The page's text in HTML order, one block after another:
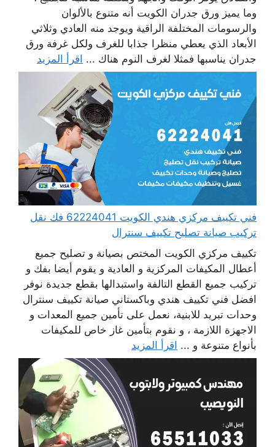
وما يميز ورق جدران الكويت أنه متنوع بالألوان
والرسومات المختلفة الراقية ويوجد منه العادي وثلاثي
الأبعاد الذي يعطي منظرا جذابا للغرف ولكل غرفة ورق
جدران يناسبها فمثلا لغرف النوم هناك ... اقرأ المزيد
فني تكييف مركزي هندي الكويت 62224041 فك نقل
تركيب صيانة تصليح تكييف سنترال
تكييف مركزي الكويت المختص بصيانة و تصليح جميع
أعطال المكيفات المركزية و العادية و يقوم أيضا بفك و
تركيب جميع القطع التالفة واستبدالها بقطع جديدة نوفر
افضل فني تكييف هندي وباكستاني صيانة تكييف سنترال
وحدات تبريد للابنية، نعمل على تأمين جميع المعدات و
الاجهزة اللازمة ، و نقوم بتأمين غاز خاص للمكيفات
بأنواع متنوعة و ... اقرأ المزيد